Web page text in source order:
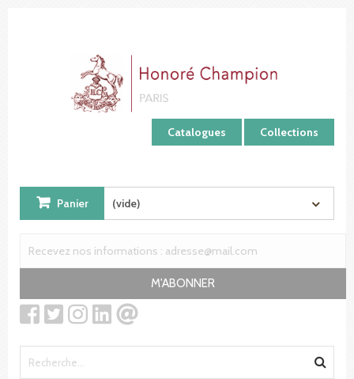
Catalogues Collections
Panier (vide)
M'ABONNER